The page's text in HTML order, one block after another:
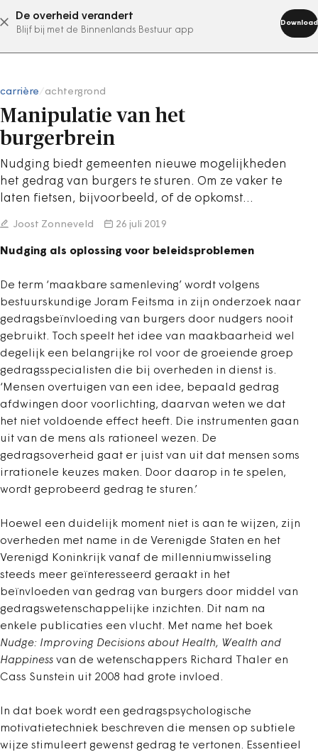
De overheid verandert
Blijf bij met de Binnenlands Bestuur app
Download
abonneer nu
carrière achtergrond
Manipulatie van het
burgerbrein
Nudging biedt gemeenten nieuwe mogelijkheden
het gedrag van burgers te sturen. Om ze vaker te
laten fietsen, bijvoorbeeld, of de opkomst…
Joost Zonneveld 26 juli 2019
Nudging als oplossing voor beleidsproblemen
De term ‘maakbare samenleving’ wordt volgens
bestuurskundige Joram Feitsma in zijn onderzoek naar
gedragsbeïnvloeding van burgers door nudgers nooit
gebruikt. Toch speelt het idee van maakbaarheid wel
degelijk een belangrijke rol voor de groeiende groep
gedragsspecialisten die bij overheden in dienst is.
‘Mensen overtuigen van een idee, bepaald gedrag
afdwingen door voorlichting, daarvan weten we dat
het niet voldoende effect heeft. Die instrumenten gaan
uit van de mens als rationeel wezen. De
gedragsoverheid gaat er juist van uit dat mensen soms
irrationele keuzes maken. Door daarop in te spelen,
wordt geprobeerd gedrag te sturen.’
Hoewel een duidelijk moment niet is aan te wijzen, zijn
overheden met name in de Verenigde Staten en het
Verenigd Koninkrijk vanaf de millenniumwisseling
steeds meer geïnteresseerd geraakt in het
beïnvloeden van gedrag van burgers door middel van
gedragswetenschappelijke inzichten. Dit nam na
enkele publicaties een vlucht. Met name het boek
Nudge: Improving Decisions about Health, Wealth and
Happiness van de wetenschappers Richard Thaler en
Cass Sunstein uit 2008 had grote invloed.
In dat boek wordt een gedragspsychologische
motivatietechniek beschreven die mensen op subtiele
wijze stimuleert gewenst gedrag te vertonen. Essentieel